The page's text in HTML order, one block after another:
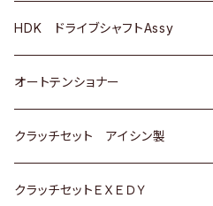
ＢＥＮＺ
スバル
三菱
スバル
マツダ
三菱
スバル
マツダ
三菱
スバル
日産
いすゞ
ダイハツ
マツダ
ＢＭＷ
GOLF
ＷＡＧＥＮ
アストロ（シボレー）
ＢＭＷ
ＷＡＧＥＮ
ＶＯＬＶＯ
トヨタ
ホンダ
スズキ
日産
HDK ドライブシャフトAssy
スズキ
ダイハツ
日産
オートテンショナー
トヨタ
クラッチセット アイシン製
ホンダ
クラッチセットＥＸＥＤＹ